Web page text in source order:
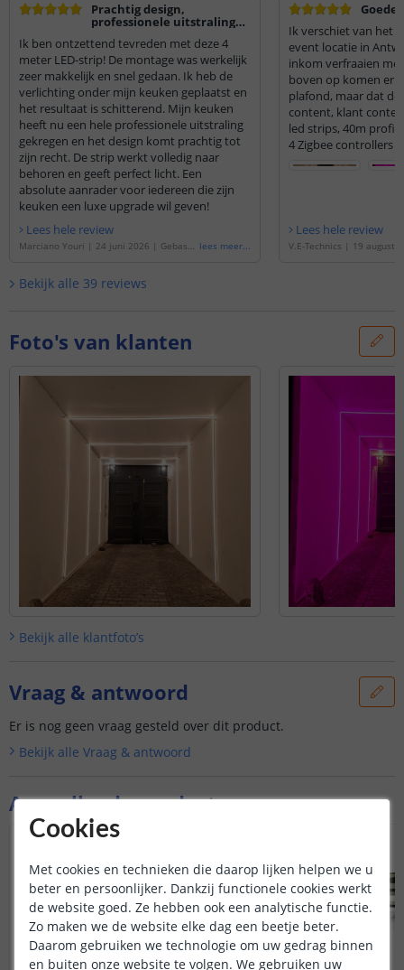
Aanvullende producten
Prachtig design,
professionele uitstraling
montage!
Ik ben ontzettend tevreden met deze 4
meter LED-strip! De montage was werkelijk
zeer makkelijk en snel gedaan. Ik heb de
verlichting onder mijn keuken geplaatst en
het resultaat is schitterend. Mijn keuken
heeft nu een hele professionele uitstraling
gekregen en het design komt prachtig tot
zijn recht. De strip werkt volledig naar
behoren en geeft perfect licht. Een
absolute aanrader voor iedereen die zijn
keuken een luxe upgrade wil geven!
Lees hele review
Marciano Youri | 24 juni 2026 | Gebasee
KEA Tradfri, Osram Lightify, Tuya SmartLif
lees meer...
Goede
Ik verschiet van het
event locatie in
inkom verfraaien
boven op komen er
plafond, maar dat
content, klant
led strips, 40m
4 Zigbee controllers
Lees hele review
V.E-Technics | 19
Bekijk alle 39 reviews
Foto's van klanten
Bekijk alle klantfoto’s
Vraag & antwoord
Er is nog geen vraag gesteld over dit product.
Bekijk alle Vraag & antwoord
Cookies
Met cookies en technieken die daarop lijken helpen we u
beter en persoonlijker. Dankzij functionele cookies werkt
de website goed. Ze hebben ook een analytische functie.
Zo maken we de website elke dag een beetje beter.
Daarom gebruiken we technologie om uw gedrag binnen
en buiten onze website te volgen. We gebruiken uw